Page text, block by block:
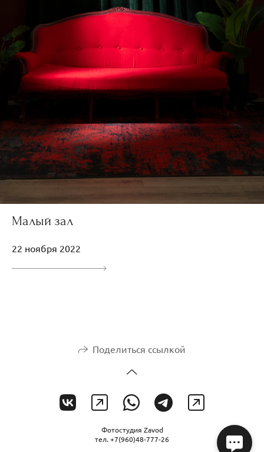
Малый зал
22 ноября 2022
Поделиться ссылкой
Фотостудия Zavod
тел. +7(960)48-777-26